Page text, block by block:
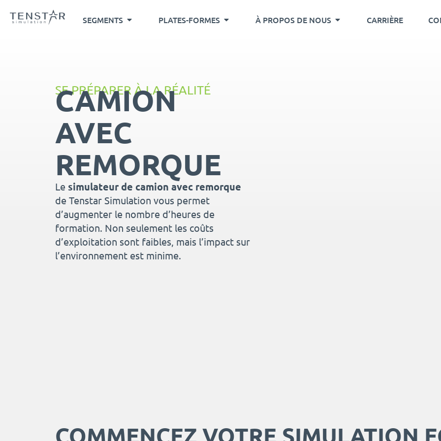
SEGMENTS PLATES-FORMES À PROPOS DE NOUS CARRIÈRE
SE PRÉPARER À LA RÉALITÉ
CAMION
AVEC
REMORQUE
Le simulateur de camion avec remorque
de Tenstar Simulation vous permet
d’augmenter le nombre d’heures de
formation. Non seulement les coûts
d’exploitation sont faibles, mais l’impact sur
l’environnement est minime.